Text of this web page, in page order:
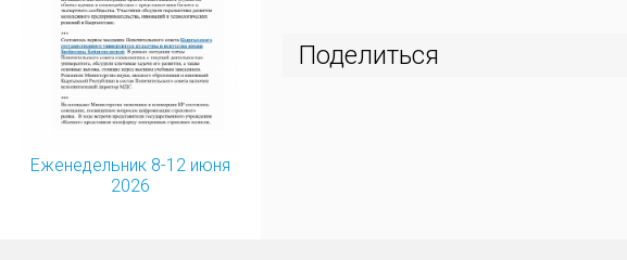
Еженедельник 8-12 июня
2026
Поделиться